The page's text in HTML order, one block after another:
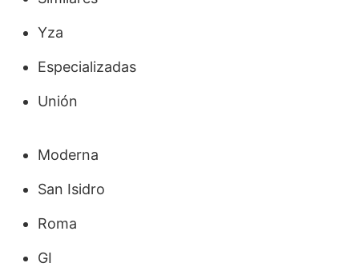
Yza
Especializadas
Unión
Moderna
San Isidro
Roma
GI